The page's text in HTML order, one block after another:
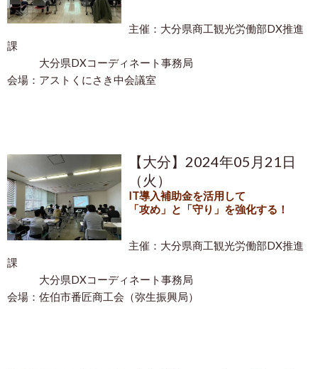
主催：大分県商工観光労働部DX推進
課
大分県DXコーディネート事務局
会場： アストくにさき中会議室
【大分】2024年05月21日
（火）
IT導入補助金を活用して
「攻め」と「守り」を強化する！
主催：大分県商工観光労働部DX推進
課
大分県DXコーディネート事務局
会場：佐伯市番匠商工会（弥生振興局）